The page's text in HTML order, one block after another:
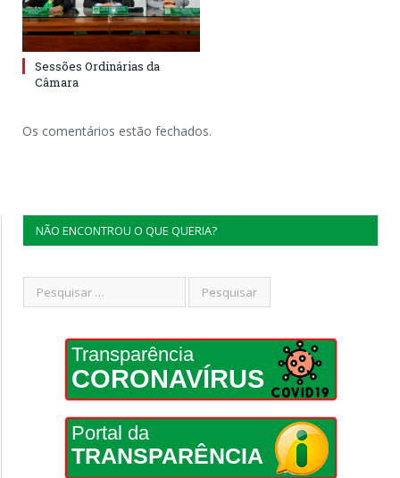
Sessões Ordinárias da
Câmara
Os comentários estão fechados.
NÃO ENCONTROU O QUE QUERIA?
Transparência
CORONAVÍRUS
Portal da
TRANSPARÊNCIA